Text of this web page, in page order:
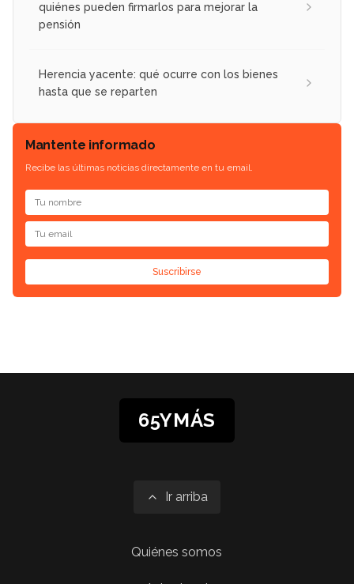
quiénes pueden firmarlos para mejorar la
pensión
Herencia yacente: qué ocurre con los bienes
hasta que se reparten
Mantente informado
Recibe las últimas noticias directamente en tu email.
Suscribirse
65YMÁS
Ir arriba
Quiénes somos